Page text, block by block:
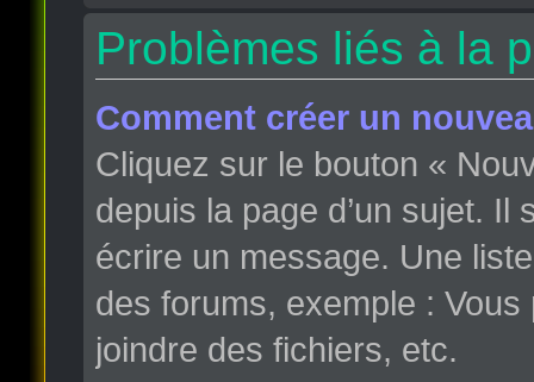
Problèmes liés à la
Comment créer un
Cliquez sur le bouton «
depuis la page d’un sujet.
écrire un message. Une
des forums, exemple : Vous
joindre des fichiers, etc.